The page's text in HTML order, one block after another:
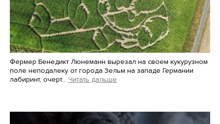
Фермер Бенедикт Люнеманн вырезал на своем кукурузном
поле неподалеку от города Зельм на западе Германии
лабиринт, очерт… Читать дальше